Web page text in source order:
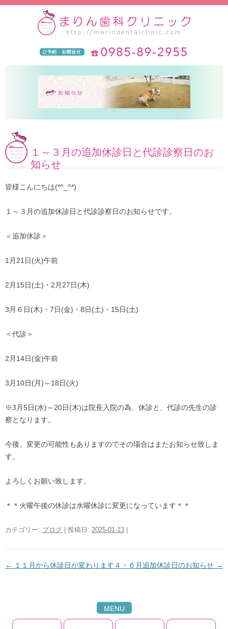
１～３月の追加休診日と代診診察日のお
知らせ
皆様こんにちは(*^_^*)
１～３月の追加休診日と代診診察日のお知らせです。
＜追加休診＞
1月21日(火)午前
2月15日(土)・2月27日(木)
3月６日(木)・7日(金)・8日(土)・15日(土)
＜代診＞
2月14日(金)午前
3月10日(月)～18日(火)
※3月5日(水)～20日(木)は院長入院の為、休診と、代診の先生の診
察となります。
今後、変更の可能性もありますのでその場合はまたお知らせ致しま
す。
よろしくお願い致します。
＊＊火曜午後の休診は水曜休診に変更になっています＊＊
カテゴリー: ブログ | 投稿日: 2025-01-13
投稿ナビゲーション
← １１月から休診日が変わります ４・６月追加休診日のお知らせ →
MENU